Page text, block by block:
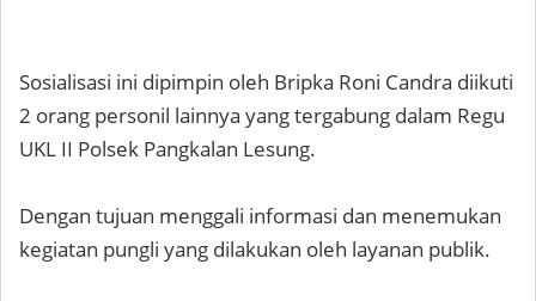
Sosialisasi ini dipimpin oleh Bripka Roni Candra diikuti
2 orang personil lainnya yang tergabung dalam Regu
UKL II Polsek Pangkalan Lesung.
Dengan tujuan menggali informasi dan menemukan
kegiatan pungli yang dilakukan oleh layanan publik.